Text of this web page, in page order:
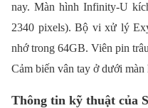
nay. Màn hình Infinity-U
2340 pixels). Bộ vi xử lý
nhớ trong 64GB. Viên pin
Cảm biến vân tay ở dưới màn
Thông tin kỹ thuật của